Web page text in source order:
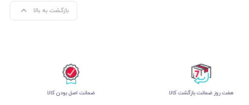
بازگشت به بالا
هفت روز ضمانت بازگشت کالا ﺿﻤﺎﻧﺖ اﺻﻞ ﺑﻮدن ﮐﺎﻟﺎ